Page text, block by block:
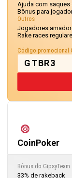
CoinPoker
Bônus do GipsyTeam
33% de rakeback
Ajuda com
Bônus para
Outros
Jogadores
Rake races
Código promocional
GTBR3